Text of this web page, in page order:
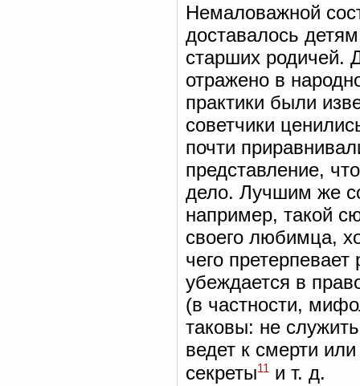
Немаловажной
доставалось
старших родичей.
отражено в
практики были
советчики
почти
представление,
дело. Лучшим же
например, такой
своего любимца,
чего
убеждается в
(в частности,
таковы: не
ведет к смерти
секреты11 и т. д.